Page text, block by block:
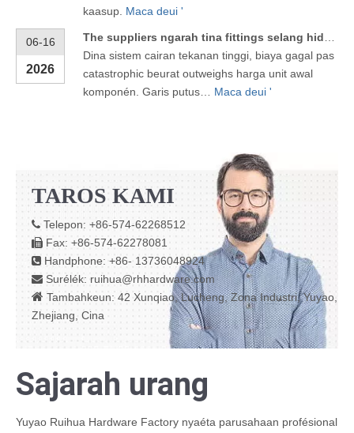
kaasup. Maca deui '
06-16
2026
Dina sistem cairan tekanan tinggi, biaya gagal pas
catastrophic beurat outweighs harga unit awal
komponén. Garis putus… Maca deui '
TAROS KAMI
 Telepon: +86-574-62268512
 Fax: +86-574-62278081
 Handphone: +86- 13736048924
 Surélék: ruihua@rhhardware.com
 Tambahkeun: 42 Xunqiao, Lucheng, Zona Industri, Yuyao,
Zhejiang, Cina
Sajarah urang
Yuyao Ruihua Hardware Factory nyaéta parusahaan profésional